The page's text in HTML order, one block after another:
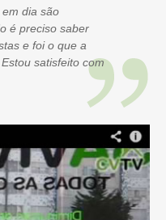
dia são
é preciso saber
e foi o que a
satisfeito com